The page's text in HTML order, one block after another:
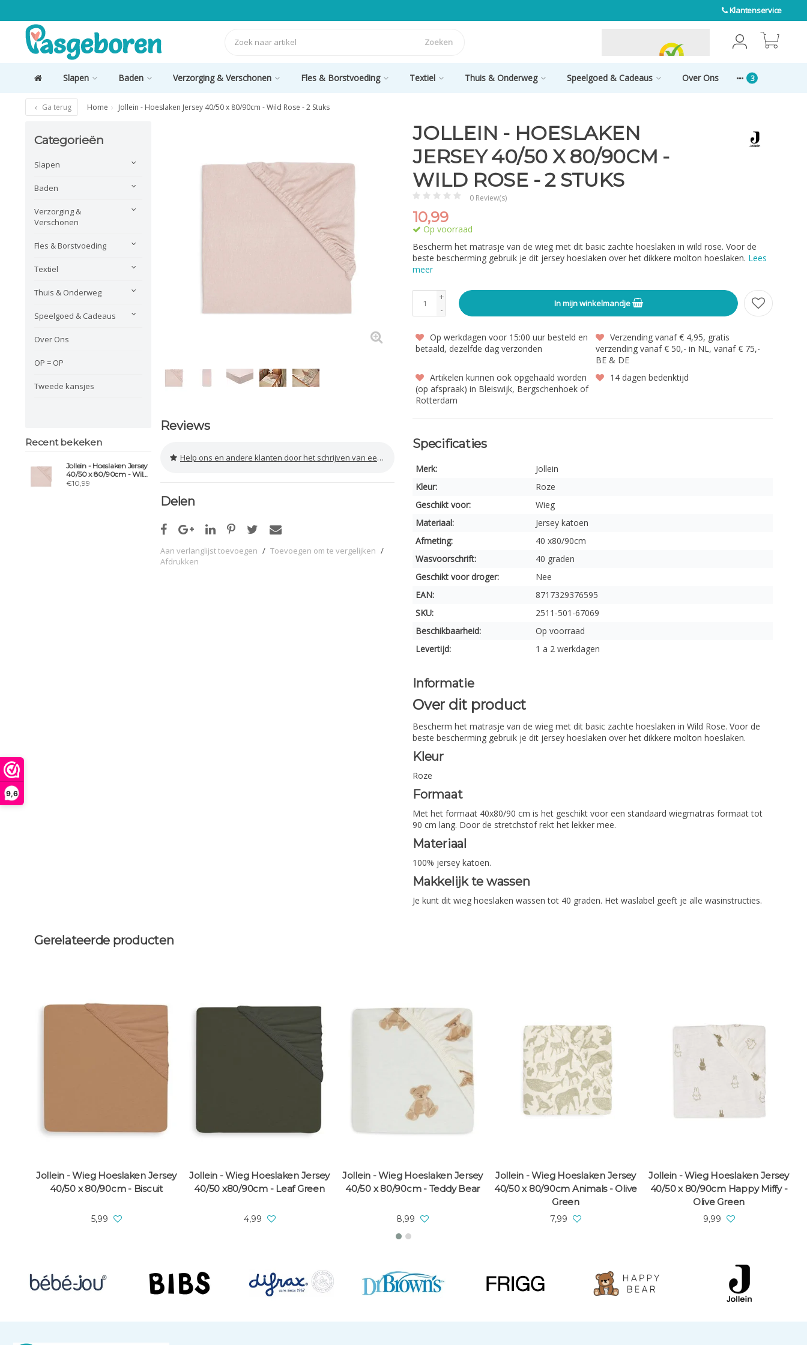
9,6
Klantenservice
Zoeken
Slapen Baden Verzorging & Verschonen Fles & Borstvoeding Textiel Thuis & Onderweg Speelgoed & Cadeaus Over Ons
Ga terug Home Jollein - Hoeslaken Jersey 40/50 x 80/90cm - Wild Rose - 2 Stuks
Categorieën
Slapen
Baden
Verzorging &
Verschonen
Fles & Borstvoeding
Textiel
Thuis & Onderweg
Speelgoed & Cadeaus
Over Ons
OP = OP
Tweede kansjes
Recent bekeken
Jollein - Hoeslaken Jersey
40/50 x 80/90cm - Wild
Rose - 2 Stuks
€10,99
Reviews
Help ons en andere klanten door het schrijven van een review
Delen
Aan verlanglijst toevoegen / Toevoegen om te vergelijken /
Afdrukken
JOLLEIN - HOESLAKEN
JERSEY 40/50 X 80/90CM -
WILD ROSE - 2 STUKS
0 Review(s)
10,99
Op voorraad
Bescherm het matrasje van de wieg met dit basic zachte hoeslaken in wild rose. Voor de
beste bescherming gebruik je dit jersey hoeslaken over het dikkere molton hoeslaken. Lees
meer
+
-
In mijn winkelmandje
Op werkdagen voor 15:00 uur besteld en
betaald, dezelfde dag verzonden
Verzending vanaf € 4,95, gratis
verzending vanaf € 50,- in NL, vanaf € 75,-
BE & DE
Artikelen kunnen ook opgehaald worden
(op afspraak) in Bleiswijk, Bergschenhoek of
Rotterdam
14 dagen bedenktijd
Specificaties
Merk:
Jollein
Kleur:
Roze
Geschikt voor:
Wieg
Materiaal:
Jersey katoen
Afmeting:
40 x80/90cm
Wasvoorschrift:
40 graden
Geschikt voor droger:
Nee
EAN:
8717329376595
SKU:
2511-501-67069
Beschikbaarheid:
Op voorraad
Levertijd:
1 a 2 werkdagen
Informatie
Over dit product
Bescherm het matrasje van de wieg met dit basic zachte hoeslaken in Wild Rose. Voor de
beste bescherming gebruik je dit jersey hoeslaken over het dikkere molton hoeslaken.
Kleur
Roze
Formaat
Met het formaat 40x80/90 cm is het geschikt voor een standaard wiegmatras formaat tot
90 cm lang. Door de stretchstof rekt het lekker mee.
Materiaal
100% jersey katoen.
Makkelijk te wassen
Je kunt dit wieg hoeslaken wassen tot 40 graden. Het waslabel geeft je alle wasinstructies.
Gerelateerde producten
Jollein - Wieg Hoeslaken Jersey
40/50 x 80/90cm - Biscuit
5,99
Jollein - Wieg Hoeslaken Jersey
40/50 x80/90cm - Leaf Green
4,99
Jollein - Wieg Hoeslaken Jersey
40/50 x 80/90cm - Teddy Bear
8,99
Jollein - Wieg Hoeslaken Jersey
40/50 x 80/90cm Animals - Olive
Green
7,99
Jollein - Wieg Hoeslaken Jersey
40/50 x 80/90cm Happy Miffy -
Olive Green
9,99